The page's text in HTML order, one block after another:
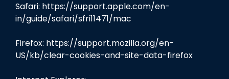
Safari: https://support.apple.com/en-
in/guide/safari/sfri11471/mac
Firefox: https://support.mozilla.org/en-
US/kb/clear-cookies-and-site-data-firefox